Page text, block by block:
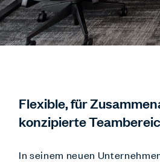
Flexible, für
konzipierte
In seinem neuen